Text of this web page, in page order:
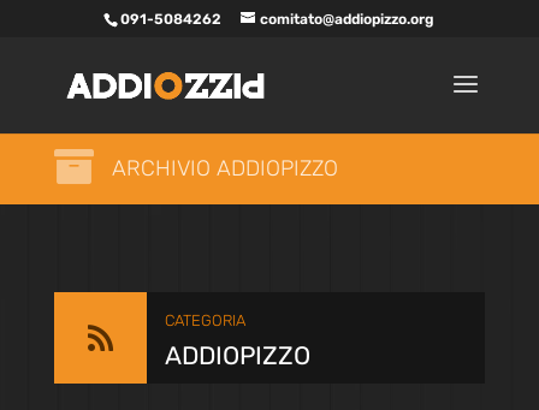
091-5084262 comitato@addiopizzo.org
 ARCHIVIO ADDIOPIZZO

CATEGORIA
ADDIOPIZZO